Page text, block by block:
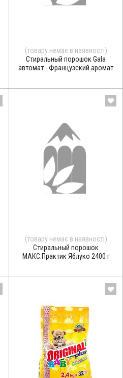
(товару немає в наявності)
Стиральный порошок Gala
автомат - Французский аромат
(товару немає в наявності)
Стиральный порошок
МАКС:Практик Яблуко 2400 г